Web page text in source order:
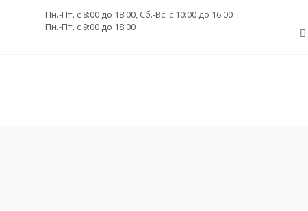
Пн.-Пт. с 8:00 до 18:00, Сб.-Вс. с 10:00 до 16:00
Пн.-Пт. с 9:00 до 18:00